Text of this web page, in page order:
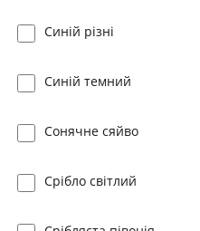
Синій різні
Синій темний
Сонячне сяйво
Срібло світлий